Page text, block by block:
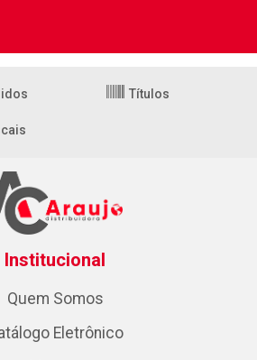
Títulos
Institucional
Quem Somos
Eletrônico